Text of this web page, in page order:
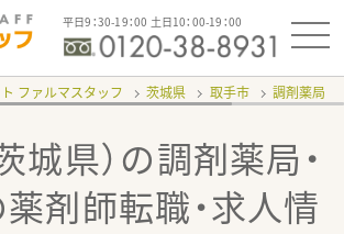
平日9：30-19：00 土日10：00-19：00
ファルマスタッフ 茨城県 取手市 調剤薬局
城県）の調剤薬局・
剤師転職・求人情